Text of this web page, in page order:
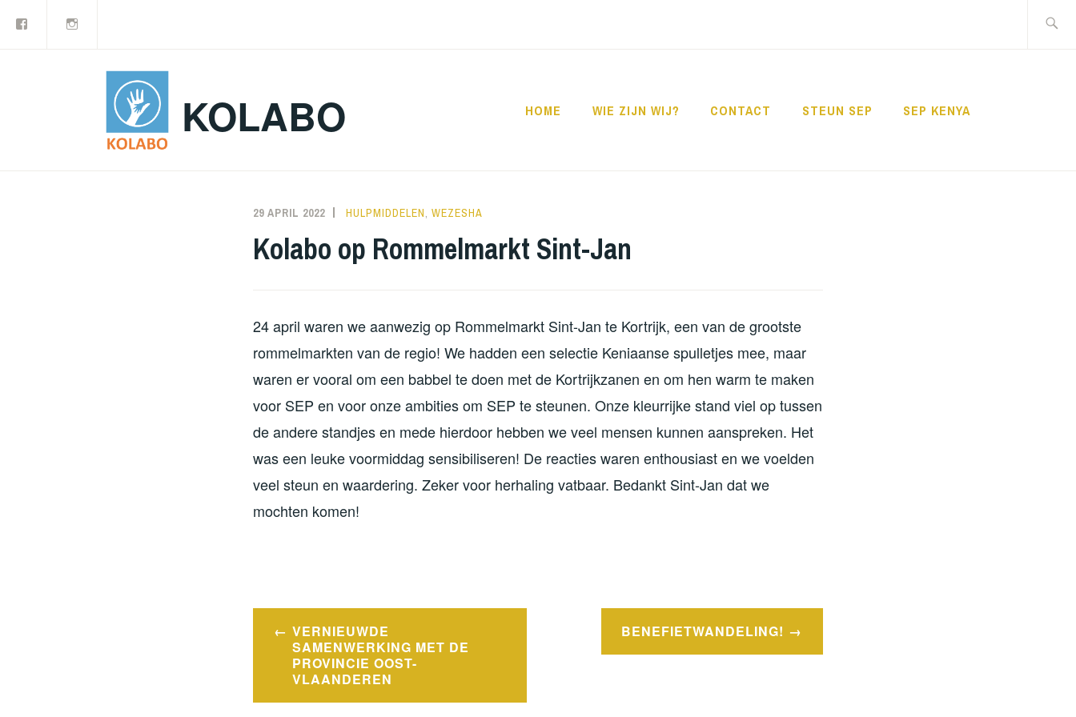
naar
KOLABO HOME WIE ZIJN WIJ? CONTACT STEUN SEP SEP KENYA
29 APRIL 2022 NORATUTS
HULPMIDDELEN WEZESHA
Kolabo op Rommelmarkt Sint-Jan
24 april waren we aanwezig op Rommelmarkt Sint-Jan te Kortrijk, een van de grootste
rommelmarkten van de regio! We hadden een selectie Keniaanse spulletjes mee, maar
waren er vooral om een babbel te doen met de Kortrijkzanen en om hen warm te maken
voor SEP en voor onze ambities om SEP te steunen. Onze kleurrijke stand viel op tussen
de andere standjes en mede hierdoor hebben we veel mensen kunnen aanspreken. Het
was een leuke voormiddag sensibiliseren! De reacties waren enthousiast en we voelden
veel steun en waardering. Zeker voor herhaling vatbaar. Bedankt Sint-Jan dat we
mochten komen!
Bericht
navigatie
VERNIEUWDE
SAMENWERKING MET DE
PROVINCIE OOST-
VLAANDEREN
BENEFIETWANDELING!